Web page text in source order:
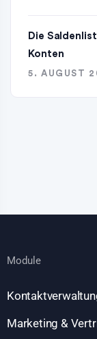
Die
Konten
5. AUGUST
Module
Marketing &